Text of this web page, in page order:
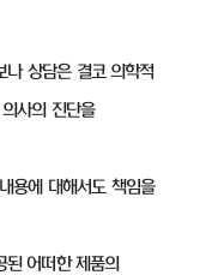
나 상담은 결코 의학적
사의 진단을
용에 대해서도 책임을
어떠한 제품의